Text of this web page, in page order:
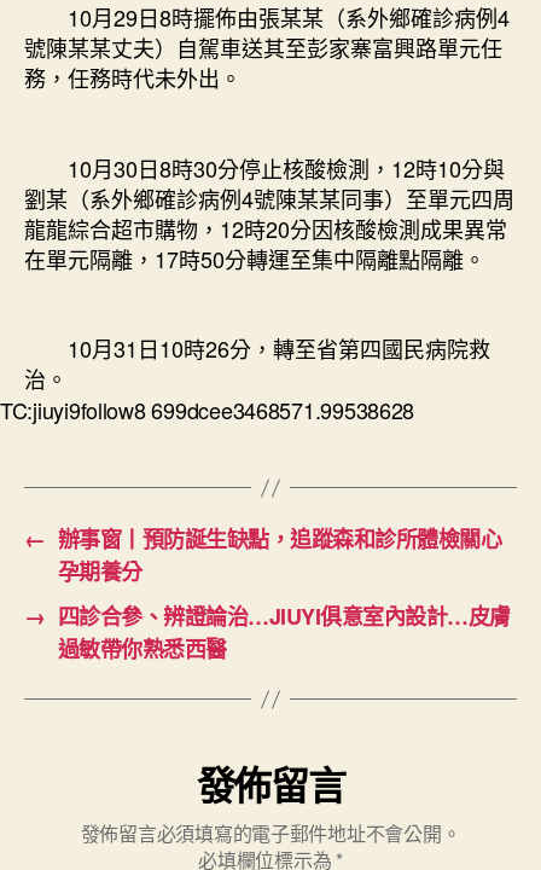
10月29日8時擺佈由張某某（系外鄉確診病例4
號陳某某丈夫）自駕車送其至彭家寨富興路單元任
務，任務時代未外出。
10月30日8時30分停止核酸檢測，12時10分與
劉某（系外鄉確診病例4號陳某某同事）至單元四周
龍龍綜合超市購物，12時20分因核酸檢測成果異常
在單元隔離，17時50分轉運至集中隔離點隔離。
10月31日10時26分，轉至省第四國民病院救
治。
TC:jiuyi9follow8 699dcee3468571.99538628
← 辦事窗丨預防誕生缺點，追蹤森和診所體檢關心
孕期養分
→ 四診合參、辨證論治…JIUYI俱意室內設計…皮膚
過敏帶你熟悉西醫
發佈留言
發佈留言必須填寫的電子郵件地址不會公開。
必填欄位標示為 *